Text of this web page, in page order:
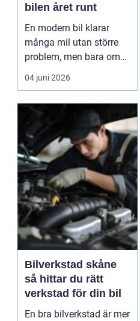
bilen året runt
En modern bil klarar
många mil utan större
problem, men bara om
service och underhåll
sköts i tid. I ett klimat
kalla vintrar, saltade
vägar och snabba
skiftningar i temperatur,
ställs bilen inför extra
hårda påfrestningar.
Därfö...
04 juni 2026
Bilverkstad skåne
så hittar du rätt
verkstad för din bil
En bra bilverkstad är mer